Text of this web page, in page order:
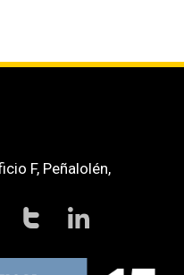
F, Peñalolén,